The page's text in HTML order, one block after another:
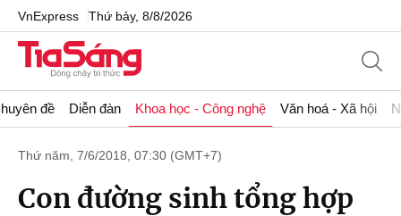
VnExpress Thứ bảy, 8/8/2026
đề Diễn đàn Khoa học - Công nghệ Văn hoá - Xã hội
Thứ năm, 7/6/2018, 07:30 (GMT+7)
Con đường sinh tổng hợp